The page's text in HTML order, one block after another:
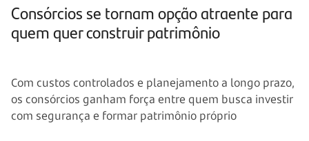
Consórcios se tornam opção atraente para
quem quer construir patrimônio
Com custos controlados e planejamento a longo prazo,
os consórcios ganham força entre quem busca investir
com segurança e formar patrimônio próprio